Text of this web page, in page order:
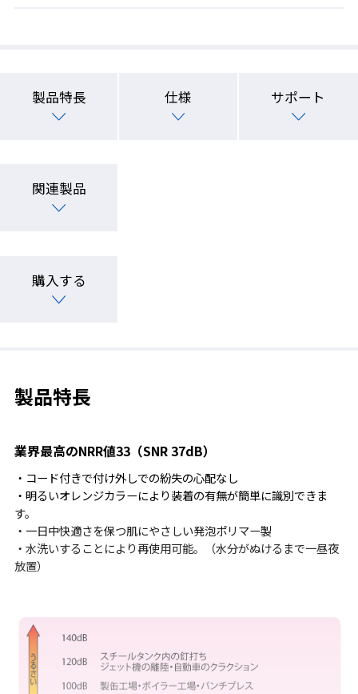
製品特長 仕様 サポート
関連製品
購入する
製品特長
業界最高のNRR値33（SNR 37dB）
・コード付きで付け外しでの紛失の心配なし
・明るいオレンジカラーにより装着の有無が簡単に識別できま
す。
・一日中快適さを保つ肌にやさしい発泡ポリマー製
・水洗いすることにより再使用可能。（水分がぬけるまで一昼夜
放置）